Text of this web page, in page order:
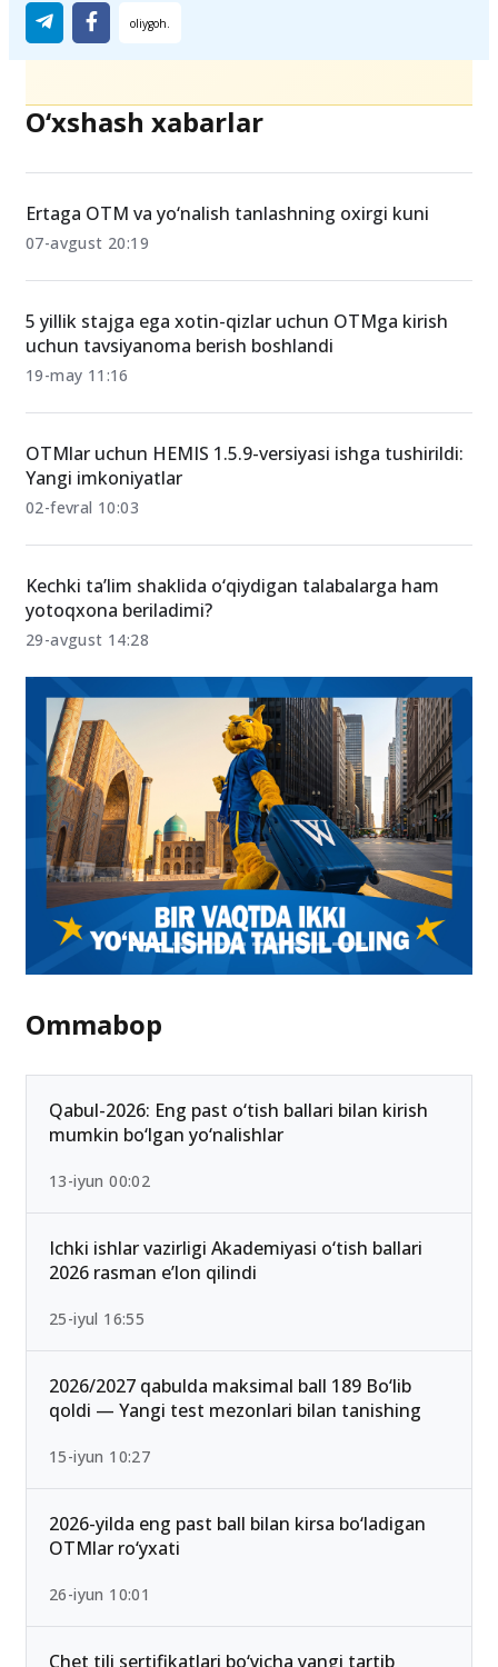
O‘xshash xabarlar
Ertaga OTM va yo‘nalish tanlashning oxirgi kuni
07-avgust 20:19
5 yillik stajga ega xotin-qizlar uchun OTMga kirish
uchun tavsiyanoma berish boshlandi
19-may 11:16
OTMlar uchun HEMIS 1.5.9-versiyasi ishga tushirildi:
Yangi imkoniyatlar
02-fevral 10:03
Kechki ta’lim shaklida o‘qiydigan talabalarga ham
yotoqxona beriladimi?
29-avgust 14:28
Ommabop
Qabul-2026: Eng past o‘tish ballari bilan kirish
mumkin bo‘lgan yo‘nalishlar
13-iyun 00:02
Ichki ishlar vazirligi Akademiyasi o‘tish ballari
2026 rasman e’lon qilindi
25-iyul 16:55
2026/2027 qabulda maksimal ball 189 Bo‘lib
qoldi — Yangi test mezonlari bilan tanishing
15-iyun 10:27
2026-yilda eng past ball bilan kirsa bo‘ladigan
OTMlar ro‘yxati
26-iyun 10:01
Chet tili sertifikatlari bo‘yicha yangi tartib